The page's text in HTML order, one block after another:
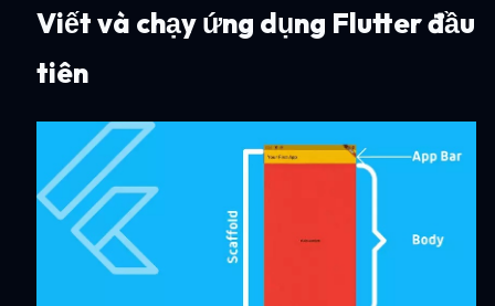
Viết và chạy ứng dụng Flutter đầu
tiên